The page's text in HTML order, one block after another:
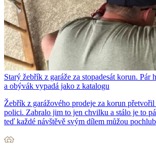
Starý žebřík z garáže za stopadesát korun. Pár
a obývák vypadá jako z katalogu
Žebřík z garážového prodeje za korun
polici. Zabralo jim to jen chvilku a stálo je to
teď každé návštěvě svým dílem můžou